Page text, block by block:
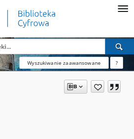
Wyszukiwanie zaawansowane ?